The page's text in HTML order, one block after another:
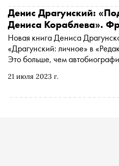
номинации «Теория и
— страна возможностей»
21 июля 2023 г.
Денис Драгунский:
Дениса Кораблева».
Новая книга Дениса
«Драгунский: личное» в
Это больше, чем
воспоминания о московском